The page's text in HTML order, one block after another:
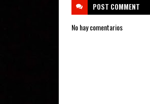
POST COMMENT
No hay comentarios